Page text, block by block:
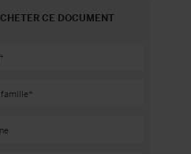
CE DOCUMENT